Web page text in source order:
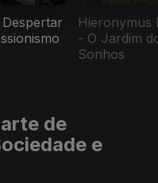
Hieronymus
- O Jardim
Sonhos
de
e